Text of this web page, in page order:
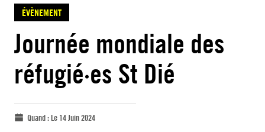
ÉVÈNEMENT
Journée mondiale des
réfugié·es St Dié
Quand :Le 14 Juin 2024